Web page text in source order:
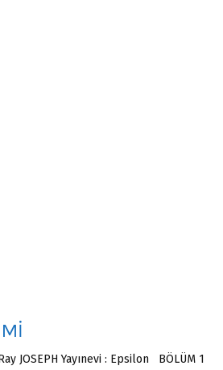
JOSEPH Yayınevi : Epsilon BÖLÜM 1